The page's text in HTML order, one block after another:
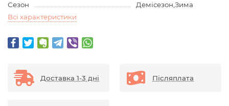
Сезон
Демісезон,Зима
Всі характеристики
Доставка 1-3 дні Післяплата